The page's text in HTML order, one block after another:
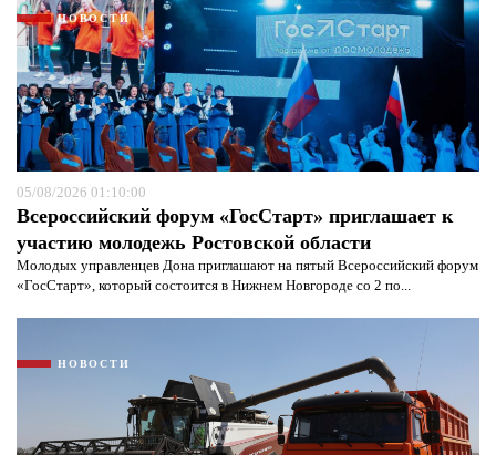
НОВОСТИ
05/08/2026 01:10:00
Всероссийский форум «ГосСтарт» приглашает к
участию молодежь Ростовской области
Молодых управленцев Дона приглашают на пятый Всероссийский форум
«ГосСтарт», который состоится в Нижнем Новгороде со 2 по...
НОВОСТИ